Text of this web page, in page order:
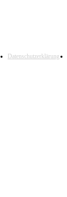
Datenschutzerklärung